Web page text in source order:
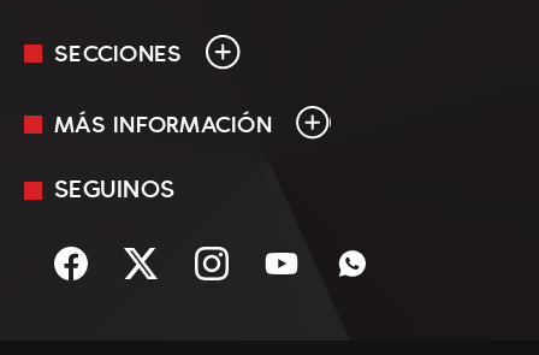
SECCIONES
En Vivo
Sociedad
MÁS INFORMACIÓN
Mediakit
Términos y condiciones
SEGUINOS